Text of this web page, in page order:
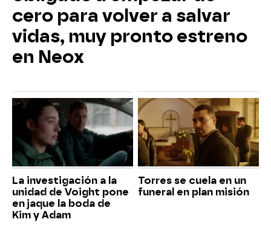
cero para volver a salvar
vidas, muy pronto estreno
en Neox
La investigación a la
unidad de Voight pone
en jaque la boda de
Kim y Adam
Torres se cuela en un
funeral en plan misión